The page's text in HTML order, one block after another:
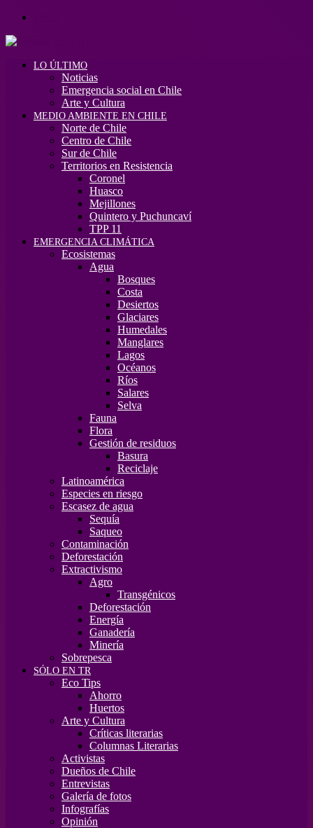
LO ÚLTIMO
Noticias
Emergencia social en Chile
Arte y Cultura
MEDIO AMBIENTE EN CHILE
Norte de Chile
Centro de Chile
Sur de Chile
Territorios en Resistencia
Coronel
Huasco
Mejillones
Quintero y Puchuncaví
TPP 11
EMERGENCIA CLIMÁTICA
Ecosistemas
Agua
Bosques
Costa
Desiertos
Glaciares
Humedales
Manglares
Lagos
Océanos
Ríos
Salares
Selva
Fauna
Flora
Gestión de residuos
Basura
Reciclaje
Latinoamérica
Especies en riesgo
Escasez de agua
Sequía
Saqueo
Contaminación
Deforestación
Extractivismo
Agro
Transgénicos
Deforestación
Energía
Ganadería
Minería
Sobrepesca
SÓLO EN TR
Eco Tips
Ahorro
Huertos
Arte y Cultura
Críticas literarias
Columnas Literarias
Activistas
Dueños de Chile
Entrevistas
Galería de fotos
Infografías
Opinión